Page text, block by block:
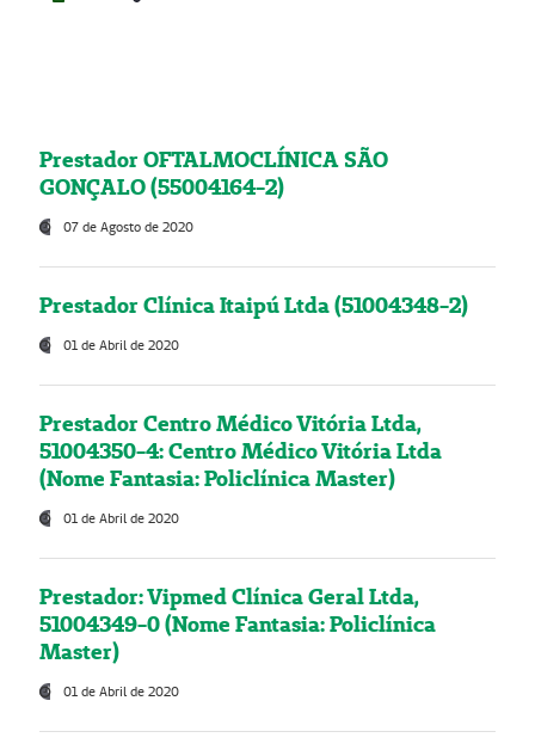
Prestador OFTALMOCLÍNICA SÃO
GONÇALO (55004164-2)
07 de Agosto de 2020
Prestador Clínica Itaipú Ltda (51004348-2)
01 de Abril de 2020
Prestador Centro Médico Vitória Ltda,
51004350-4: Centro Médico Vitória Ltda
(Nome Fantasia: Policlínica Master)
01 de Abril de 2020
Prestador: Vipmed Clínica Geral Ltda,
51004349-0 (Nome Fantasia: Policlínica
Master)
01 de Abril de 2020